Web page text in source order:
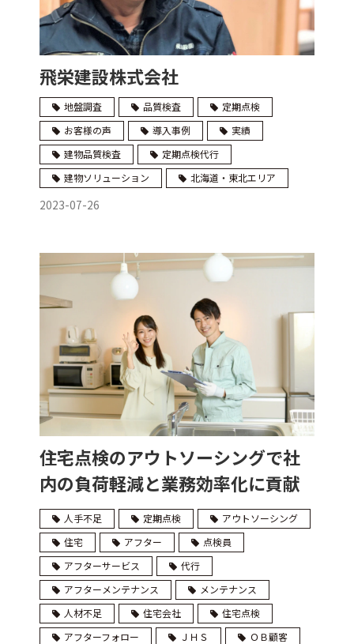
飛栄建設株式会社
地盤調査 品質検査
定期点検
お客様の声
導入事例
実績
建物品質検査
定期点検代行
建物ソリューション
北海道・東北エリア
2023-07-26
住宅点検のアウトソーシングで社
内の負荷軽減と業務効率化に貢献
(JHS)
人手不足 定期点検
アウトソーシング
住宅
アフター
点検員
アフターサービス
代行
アフターメンテナンス
メンテナンス
人材不足
住宅会社
住宅点検
アフターフォロー
ＪＨＳ ＯＢ顧客